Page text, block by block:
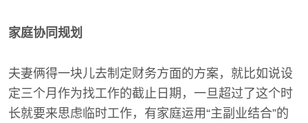
家庭协同规划
夫妻俩得一块儿去制定财务方面的方案，就比如说设
定三个月作为找工作的截止日期，一旦超过了这个时
长就要来思虑临时工作，有家庭运用“主副业结合”的